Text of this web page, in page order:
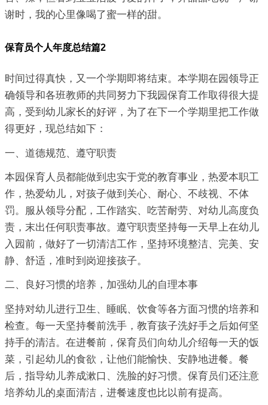
谢时，我的心里像喝了蜜一样的甜。
保育员个人年度总结篇2
时间过得真快，又一个学期即将结束。本学期在园领导正
确领导和各班教师的共同努力下我园保育工作取得很大提
高，受到幼儿家长的好评，为了在下一个学期里把工作做
得更好，现总结如下：
一、道德规范、遵守职责
本园保育人员都能做到忠实于党的教育事业，热爱本职工
作，热爱幼儿，对孩子做到关心、耐心、不歧视、不体
罚。服从领导分配，工作踏实、吃苦耐劳、对幼儿高度负
责，末出任何职责事故。遵守职责坚持每一天早上在幼儿
入园前，做好了一切清洁工作，坚持环境整洁、完美、安
静、舒适，准时到岗迎接孩子。
二、良好习惯的培养，加强幼儿的自理本事
坚持对幼儿进行卫生、睡眠、饮食等各方面习惯的培养和
检查。每一天坚持餐前洗手，教育孩子洗好手之后如何坚
持手的清洁。在进餐前，保育员们向幼儿介绍每一天的饭
菜，引起幼儿的食欲，让他们能愉快、安静地进餐。餐
后，指导幼儿养成漱口、洗脸的好习惯。保育员们还注意
培养幼儿的桌面清洁，进餐速度也比以前有提高。